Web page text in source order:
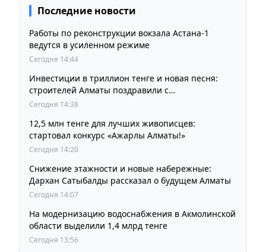
Последние новости
Работы по реконструкции вокзала Астана-1
ведутся в усиленном режиме
Сегодня 14:44
Инвестиции в триллион тенге и новая песня:
строителей Алматы поздравили с
профессиональным праздником
Сегодня 14:38
12,5 млн тенге для лучших живописцев:
стартовал конкурс «Ажарлы Алматы!»
Сегодня 14:20
Снижение этажности и новые набережные:
Дархан Сатыбалды рассказал о будущем Алматы
Сегодня 14:07
На модернизацию водоснабжения в Акмолинской
области выделили 1,4 млрд тенге
Сегодня 13:56